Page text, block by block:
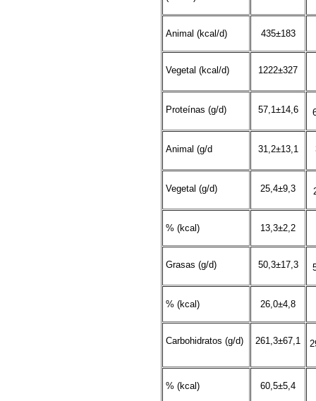
Animal (kcal/d) 435±183
Vegetal (kcal/d) 1222±327
Proteínas (g/d) 57,1±14,6
Animal (g/d 31,2±13,1
Vegetal (g/d) 25,4±9,3
% (kcal) 13,3±2,2
Grasas (g/d) 50,3±17,3
% (kcal) 26,0±4,8
Carbohidratos (g/d) 261,3±67,1
% (kcal) 60,5±5,4